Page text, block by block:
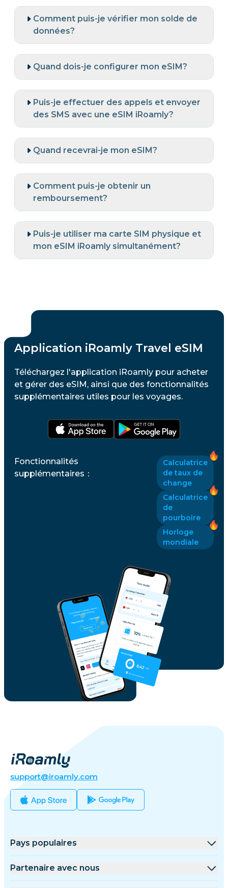
Comment puis-je vérifier mon solde de
données?
Quand dois-je configurer mon eSIM?
Puis-je effectuer des appels et envoyer
des SMS avec une eSIM iRoamly?
Quand recevrai-je mon eSIM?
Comment puis-je obtenir un
remboursement?
Puis-je utiliser ma carte SIM physique et
mon eSIM iRoamly simultanément?
Application iRoamly Travel eSIM
Téléchargez l'application iRoamly pour acheter
et gérer des eSIM, ainsi que des fonctionnalités
supplémentaires utiles pour les voyages.
Fonctionnalités
supplémentaires ：
Calculatrice
de taux de
change
Calculatrice
de
pourboire
Horloge
mondiale
support@iroamly.com
Pays populaires
États-Unis
Partenaire avec nous